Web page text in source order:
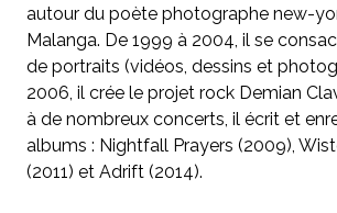
autour du poète photographe new-
Malanga. De 1999 à 2004, il se
de portraits (vidéos, dessins et
2006, il crée le projet rock Demian
à de nombreux concerts, il écrit et
albums : Nightfall Prayers (2009),
(2011) et Adrift (2014).